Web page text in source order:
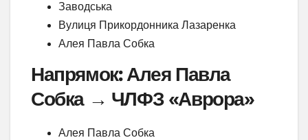
Заводська
Вулиця Прикордонника Лазаренка
Алея Павла Собка
Напрямок: Алея Павла
Собка → ЧЛФЗ «Аврора»
Алея Павла Собка